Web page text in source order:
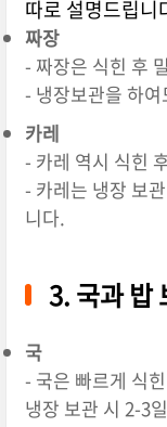
따로 설명드립니
짜장
- 짜장은 식힌 후
- 냉장보관을 하
카레
- 카레 역시 식힌
- 카레는 냉장 보관
니다.
3.국과 밥
국
- 국은 빠르게 식
냉장 보관 시 2-3